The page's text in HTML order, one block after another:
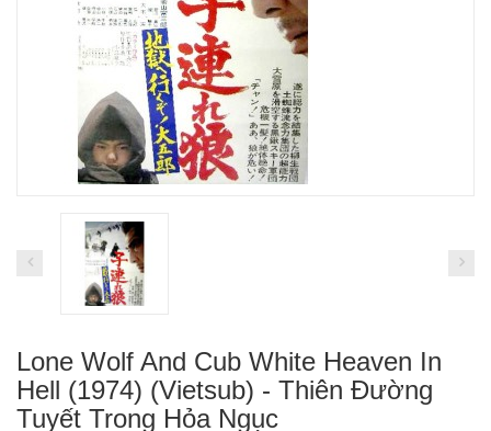
Lone Wolf And Cub White Heaven In
Hell (1974) (Vietsub) - Thiên Đường
Tuyết Trong Hỏa Ngục